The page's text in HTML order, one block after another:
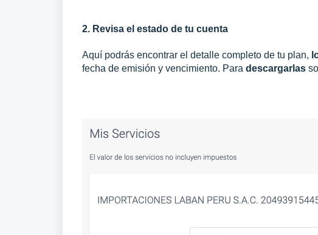
2. Revisa el estado de tu cuenta
Aquí podrás encontrar el detalle completo de tu plan,
fecha de emisión y vencimiento. Para descargarlas